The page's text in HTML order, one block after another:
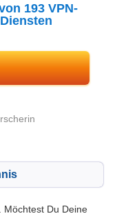
193VPN-
Diensten
Möchtest Du Deine